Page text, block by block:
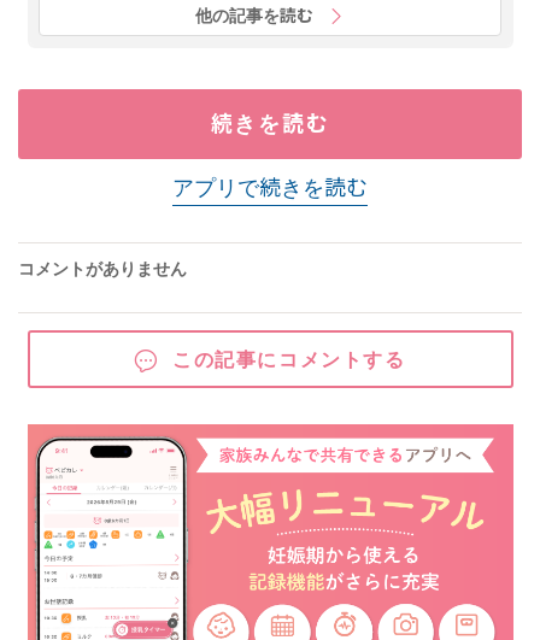
他の記事を読む
続きを読む
アプリで続きを読む
コメントがありません
この記事にコメントする